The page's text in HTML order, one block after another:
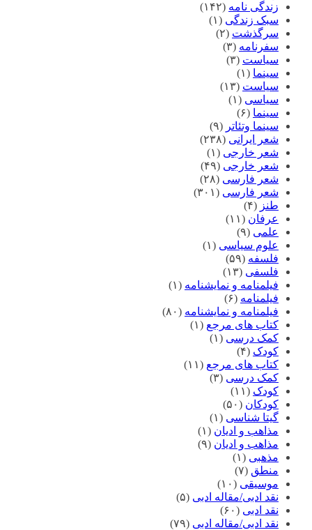
زندگی نامه (۱۴۲)
سبک زندگی (۱)
سرگذشت (۲)
سفرنامه (۳)
سیاست (۳)
سینما (۱)
سیاست (۱۳)
سیاسی (۱)
سینما (۶)
سینما وتئاتر (۹)
شعر ایرانی (۲۳۸)
شعر خارجی (۱)
شعر خارجی (۴۹)
شعر فارسی (۲۸)
شعر فارسی (۳۰۱)
طنز (۴)
عرفان (۱۱)
علمی (۹)
علوم سیاسی (۱)
فلسفه (۵۹)
فلسفی (۱۳)
فیلمنامه و نمایشنامه (۱)
فیلمنامه (۶)
فیلمنامه و نمایشنامه (۸۰)
کتاب های مرجع (۱)
کمک درسی (۱)
کودک (۴)
کتاب های مرجع (۱۱)
کمک درسی (۳)
کودک (۱۱)
کودکان (۵۰)
گیتا شناسی (۱)
مذاهب و ادیان (۱)
مذاهب و ادیان (۹)
مذهبی (۱)
منطق (۷)
موسیقی (۱۰)
نقد ادبی/مقاله ادبی (۵)
نقد ادبی (۶۰)
نقد ادبی/مقاله ادبی (۷۹)